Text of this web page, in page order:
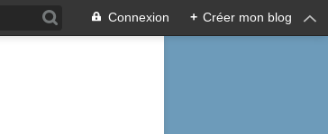
Connexion + Créer mon blog